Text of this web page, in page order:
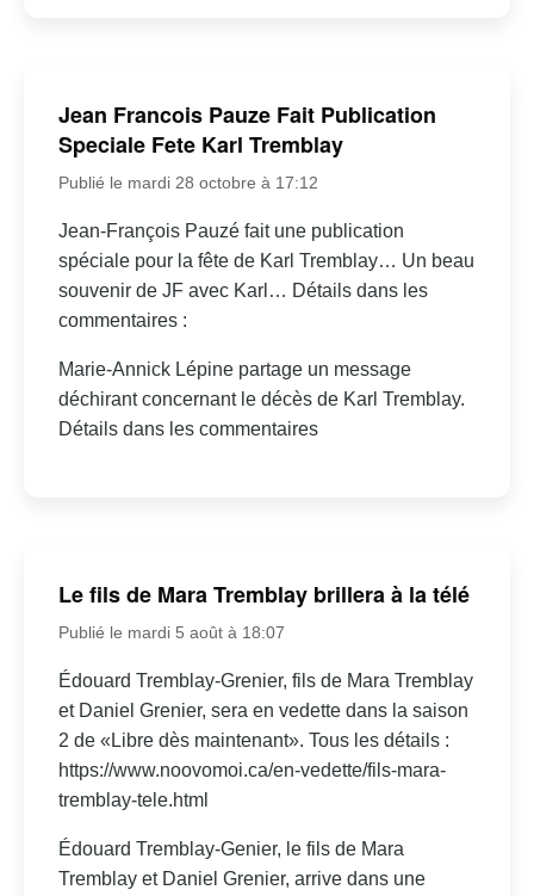
Jean Francois Pauze Fait Publication
Speciale Fete Karl Tremblay
Publié le mardi 28 octobre à 17:12
Jean-François Pauzé fait une publication
spéciale pour la fête de Karl Tremblay… Un beau
souvenir de JF avec Karl… Détails dans les
commentaires :
Marie-Annick Lépine partage un message
déchirant concernant le décès de Karl Tremblay.
Détails dans les commentaires
Le fils de Mara Tremblay brillera à la télé
Publié le mardi 5 août à 18:07
Édouard Tremblay-Grenier, fils de Mara Tremblay
et Daniel Grenier, sera en vedette dans la saison
2 de «Libre dès maintenant». Tous les détails :
https://www.noovomoi.ca/en-vedette/fils-mara-
tremblay-tele.html
Édouard Tremblay-Genier, le fils de Mara
Tremblay et Daniel Grenier, arrive dans une